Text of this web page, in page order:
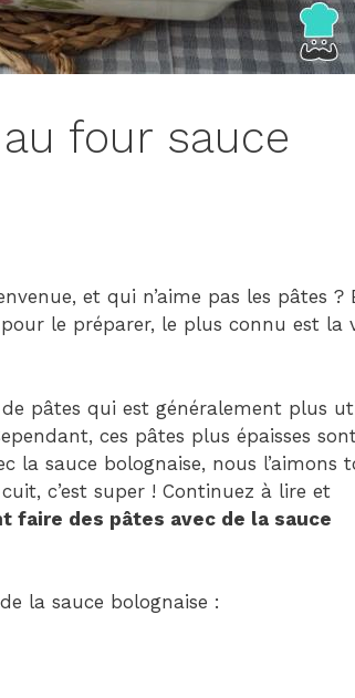
four sauce
et qui n’aime pas les pâtes ?
le préparer, le plus connu est la
pâtes qui est généralement plus
ces pâtes plus épaisses
la sauce bolognaise, nous l’aimons
c’est super ! Continuez à lire et
faire des pâtes avec de la sauce
la sauce bolognaise :